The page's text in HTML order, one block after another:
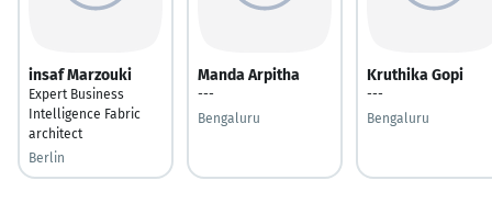
insaf Marzouki
Expert Business
Intelligence Fabric
architect
Berlin
Manda Arpitha
---
Bengaluru
Kruthika Gopi
---
Bengaluru